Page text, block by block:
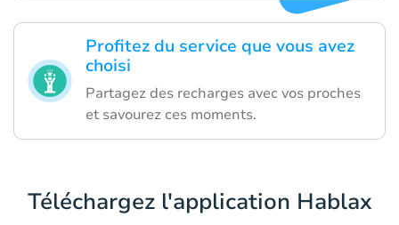
Profitez du service que vous avez
choisi
Partagez des recharges avec vos proches
et savourez ces moments.
Téléchargez l'application Hablax